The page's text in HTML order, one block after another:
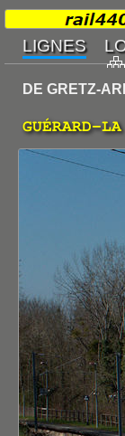
DE GRETZ-
GUÉRARD-